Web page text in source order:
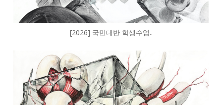
[2026] 국민대반 학생수업..